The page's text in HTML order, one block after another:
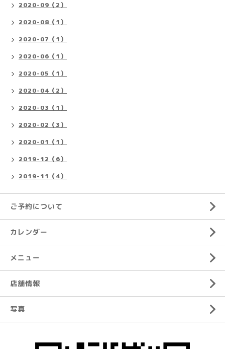
2020-09（2）
2020-08（1）
2020-07（1）
2020-06（1）
2020-05（1）
2020-04（2）
2020-03（1）
2020-02（3）
2020-01（1）
2019-12（6）
2019-11（4）
ご予約について
カレンダー
メニュー
店舗情報
写真